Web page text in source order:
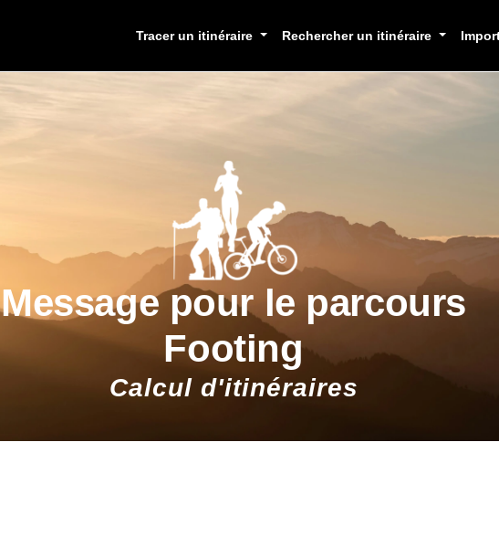
Tracer un itinéraire Rechercher un itinéraire
Message pour le parcours
Footing
Calcul d'itinéraires